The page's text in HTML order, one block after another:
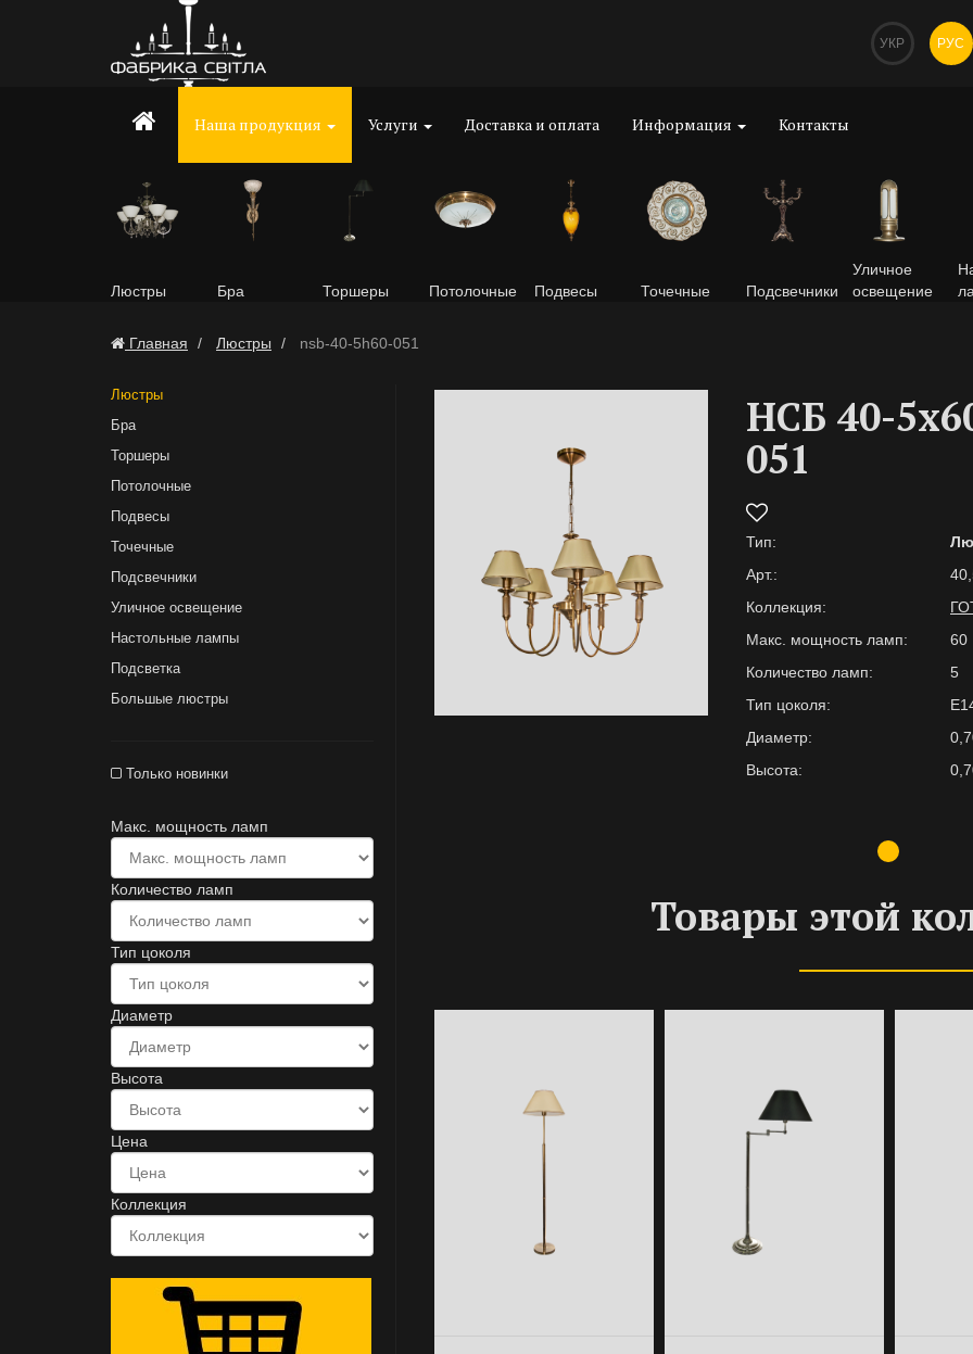
УКР РУС
Наша продукция Услуги Доставка и оплата Информация Контакты
Люстры Бра Торшеры Потолочные Подвесы Точечные Подсвечники
Уличное
освещение
Главная Люстры nsb-40-5h60-051
Люстры
Бра
Торшеры
Потолочные
Подвесы
Точечные
Подсвечники
Уличное освещение
Настольные лампы
Подсветка
Большые люстры
Только новинки
Макс. мощность ламп
Количество ламп
Тип цоколя
Диаметр
Высота
Цена
Коллекция
НСБ 40-
051
Тип:
Арт.:
Коллекция:
Макс. мощность ламп:
60
Количество ламп:
5
Тип цоколя:
Диаметр:
Высота:
Товары этой